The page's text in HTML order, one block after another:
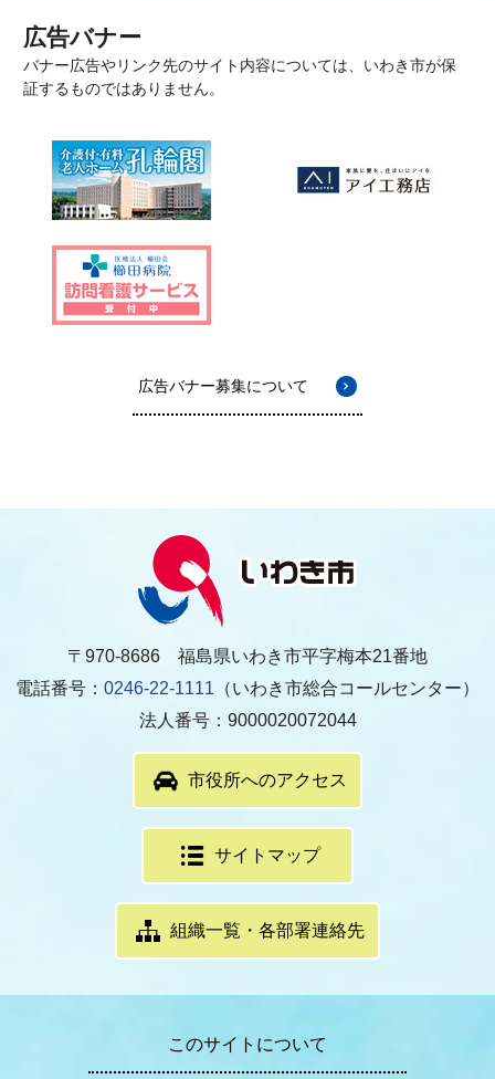
広告バナー
バナー広告やリンク先のサイト内容については、いわき市が保
証するものではありません。
広告バナー募集について
〒970-8686 福島県いわき市平字梅本21番地
電話番号： 0246-22-1111 （いわき市総合コールセンター）
法人番号：9000020072044
市役所へのアクセス
サイトマップ
組織一覧・各部署連絡先
このサイトについて